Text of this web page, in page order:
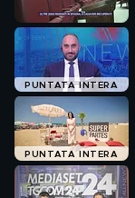
PUNTATA INTERA
PUNTATA INTERA